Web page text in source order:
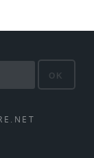
OK